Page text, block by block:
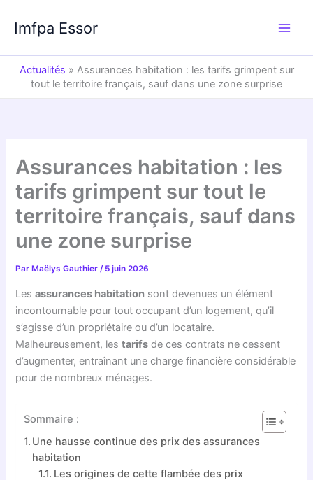
contenu
Imfpa Essor
Actualités » Assurances habitation : les tarifs grimpent sur
tout le territoire français, sauf dans une zone surprise
Assurances habitation : les
tarifs grimpent sur tout le
territoire français, sauf dans
une zone surprise
Par Maëlys Gauthier/ 5 juin 2026
Lesassurances habitation sont devenues un élément
incontournable pour tout occupant d’un logement, qu’il
s’agisse d’un propriétaire ou d’un locataire.
Malheureusement, lestarifs de ces contrats ne cessent
d’augmenter, entraînant une charge financière considérable
pour de nombreux ménages.
Sommaire :
Une hausse continue des prix des assurances
habitation
Les origines de cette flambée des prix